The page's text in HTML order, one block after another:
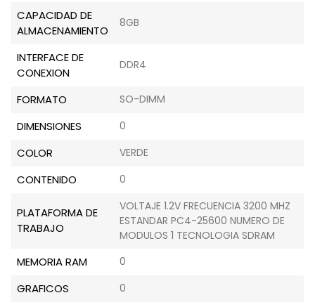
CAPACIDAD DE
ALMACENAMIENTO
8GB
INTERFACE DE
CONEXION
DDR4
FORMATO SO-DIMM
DIMENSIONES 0
COLOR VERDE
CONTENIDO 0
PLATAFORMA DE
TRABAJO
VOLTAJE 1.2V FRECUENCIA 3200 MHZ
ESTANDAR PC4-25600 NUMERO DE
MODULOS 1 TECNOLOGIA SDRAM
MEMORIA RAM 0
GRAFICOS 0